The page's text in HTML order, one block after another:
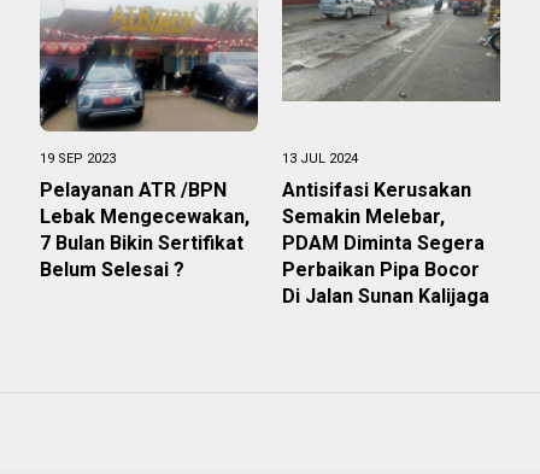
19 SEP 2023
Pelayanan ATR /BPN
Lebak Mengecewakan,
7 Bulan Bikin Sertifikat
Belum Selesai ?
13 JUL 2024
Antisifasi Kerusakan
Semakin Melebar,
PDAM Diminta Segera
Perbaikan Pipa Bocor
Di Jalan Sunan Kalijaga